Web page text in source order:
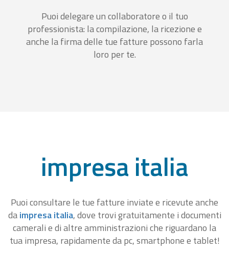
Puoi delegare un collaboratore o il tuo
professionista: la compilazione, la ricezione e
anche la firma delle tue fatture possono farla
loro per te.
impresa italia
Puoi consultare le tue fatture inviate e ricevute anche
daimpresa italia, dove trovi gratuitamente i documenti
camerali e di altre amministrazioni che riguardano la
tua impresa, rapidamente da pc, smartphone e tablet!